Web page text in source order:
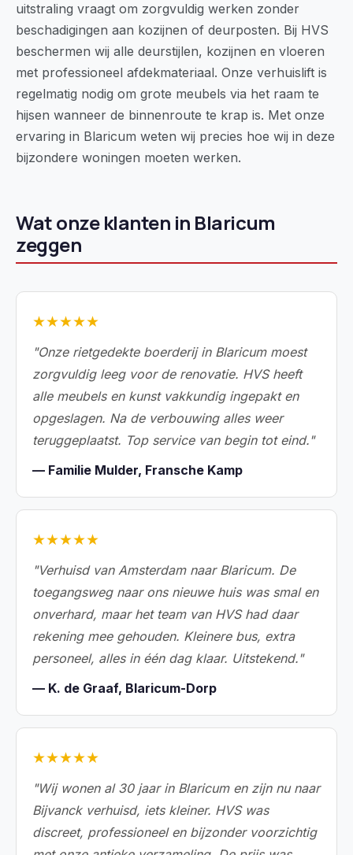
uitstraling vraagt om zorgvuldig werken zonder
beschadigingen aan kozijnen of deurposten. Bij HVS
beschermen wij alle deurstijlen, kozijnen en vloeren
met professioneel afdekmateriaal. Onze verhuislift is
regelmatig nodig om grote meubels via het raam te
hijsen wanneer de binnenroute te krap is. Met onze
ervaring in Blaricum weten wij precies hoe wij in deze
bijzondere woningen moeten werken.
Wat onze klanten in Blaricum
zeggen
★★★★★
"Onze rietgedekte boerderij in Blaricum moest
zorgvuldig leeg voor de renovatie. HVS heeft
alle meubels en kunst vakkundig ingepakt en
opgeslagen. Na de verbouwing alles weer
teruggeplaatst. Top service van begin tot eind."
— Familie Mulder, Fransche Kamp
★★★★★
"Verhuisd van Amsterdam naar Blaricum. De
toegangsweg naar ons nieuwe huis was smal en
onverhard, maar het team van HVS had daar
rekening mee gehouden. Kleinere bus, extra
personeel, alles in één dag klaar. Uitstekend."
— K. de Graaf, Blaricum-Dorp
★★★★★
"Wij wonen al 30 jaar in Blaricum en zijn nu naar
Bijvanck verhuisd, iets kleiner. HVS was
discreet, professioneel en bijzonder voorzichtig